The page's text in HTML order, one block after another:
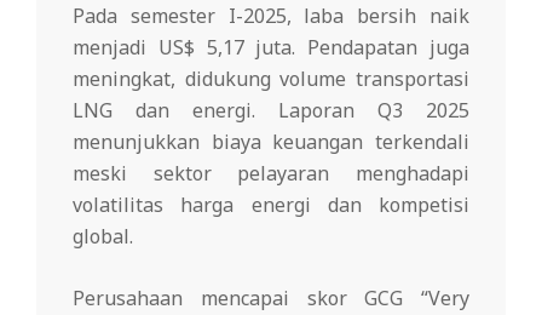
Pada semester I-2025, laba bersih naik
menjadi US$ 5,17 juta. Pendapatan juga
meningkat, didukung volume transportasi
LNG dan energi. Laporan Q3 2025
menunjukkan biaya keuangan terkendali
meski sektor pelayaran menghadapi
volatilitas harga energi dan kompetisi
global.
Perusahaan mencapai skor GCG “Very